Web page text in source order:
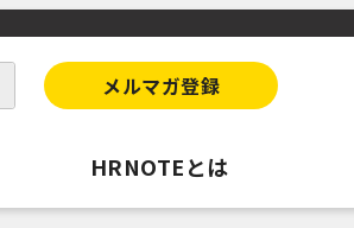
メルマガ登録
HRNOTEとは